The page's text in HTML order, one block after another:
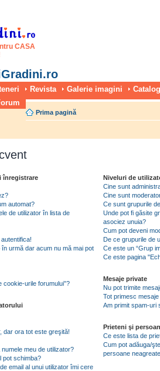
CASA
Revista Galerie imagini
Prima pagină
înregistrare
automat?
de utilizator în lista de
urmă dar acum nu mă mai pot
cookie-urile forumului”?
dar ora tot este greşită!
meu de utilizator?
pot schimba?
email al unui utilizator îmi cere
Niveluri de
Cine sunt
Cine sunt
Ce sunt grupurile
Unde pot fi găsite
asociez unuia?
Cum pot deveni
De ce grupurile de
Ce este un “Grup
Ce este pagina
Mesaje private
Nu pot trimite
Tot primesc
Am primit spam-uri
Prieteni şi
Ce este lista de
Cum pot adăuga/
persoane